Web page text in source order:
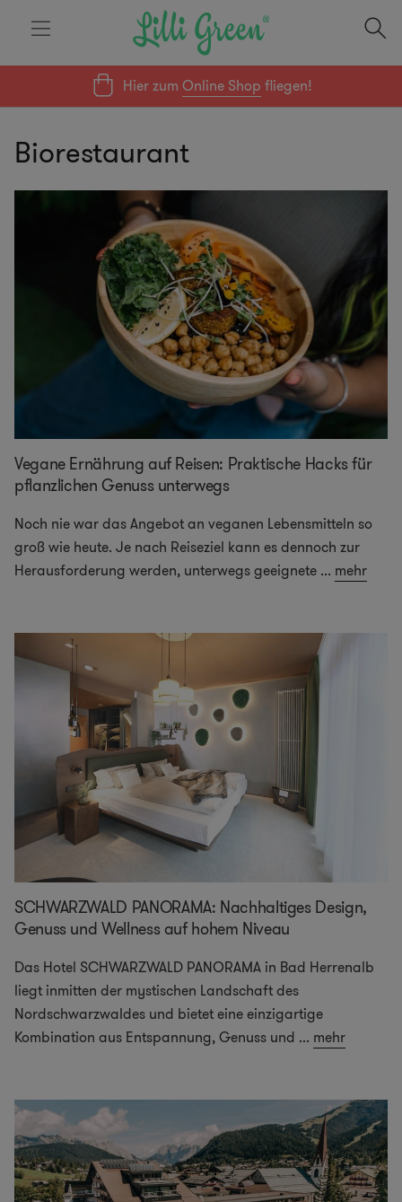
Hier zumOnline Shop fliegen!
Biorestaurant
Vegane Ernährung auf Reisen: Praktische Hacks für
pflanzlichen Genuss unterwegs
Noch nie war das Angebot an veganen Lebensmitteln so
groß wie heute. Je nach Reiseziel kann es dennoch zur
Herausforderung werden, unterwegs geeignete ... mehr
SCHWARZWALD PANORAMA: Nachhaltiges Design,
Genuss und Wellness auf hohem Niveau
Das Hotel SCHWARZWALD PANORAMA in Bad Herrenalb
liegt inmitten der mystischen Landschaft des
Nordschwarzwaldes und bietet eine einzigartige
Kombination aus Entspannung, Genuss und ... mehr